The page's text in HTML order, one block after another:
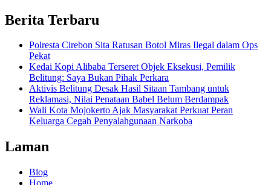
Berita Terbaru
Polresta Cirebon Sita Ratusan Botol Miras Ilegal dalam Ops
Pekat
Kedai Kopi Alibaba Terseret Objek Eksekusi, Pemilik
Belitung: Saya Bukan Pihak Perkara
Aktivis Belitung Desak Hasil Sitaan Tambang untuk
Reklamasi, Nilai Penataan Babel Belum Berdampak
Wali Kota Mojokerto Ajak Masyarakat Perkuat Peran
Keluarga Cegah Penyalahgunaan Narkoba
Laman
Blog